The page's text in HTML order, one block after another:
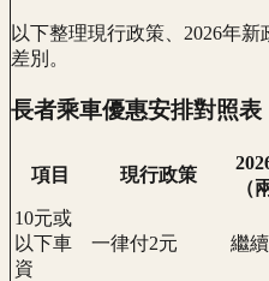
以下整理現行政策、2026年
差別。
長者乘車優惠安排對照表
項目 現行政策
（
10元或
以下車
資
一律付2元 繼